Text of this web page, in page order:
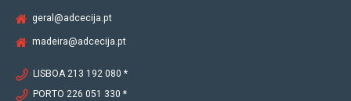
geral@adcecija.pt
madeira@adcecija.pt
LISBOA 213 192 080 *
PORTO 226 051 330 *